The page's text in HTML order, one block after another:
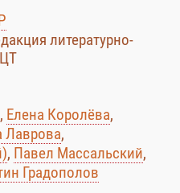
литературно-
, Елена Королёва,
Лаврова,
, Павел Массальский,
Градополов